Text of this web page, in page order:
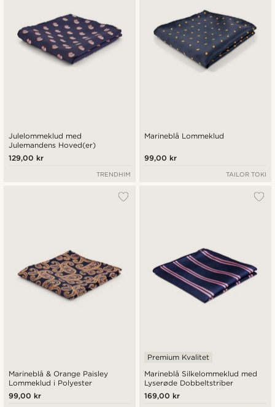
Julelommeklud med
Julemandens Hoved(er)
129,00 kr
TRENDHIM
Marineblå Lommeklud
99,00 kr
TAILOR TOKI
Marineblå & Orange Paisley
Lommeklud i Polyester
99,00 kr
Marineblå Silkelommeklud med
Lyserøde Dobbeltstriber
Premium Kvalitet
169,00 kr